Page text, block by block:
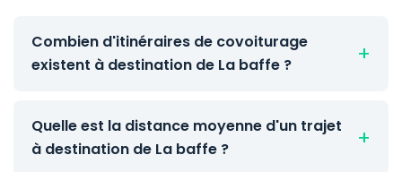
Combien d'itinéraires de covoiturage
existent à destination de La baffe ?
Quelle est la distance moyenne d'un trajet
à destination de La baffe ?